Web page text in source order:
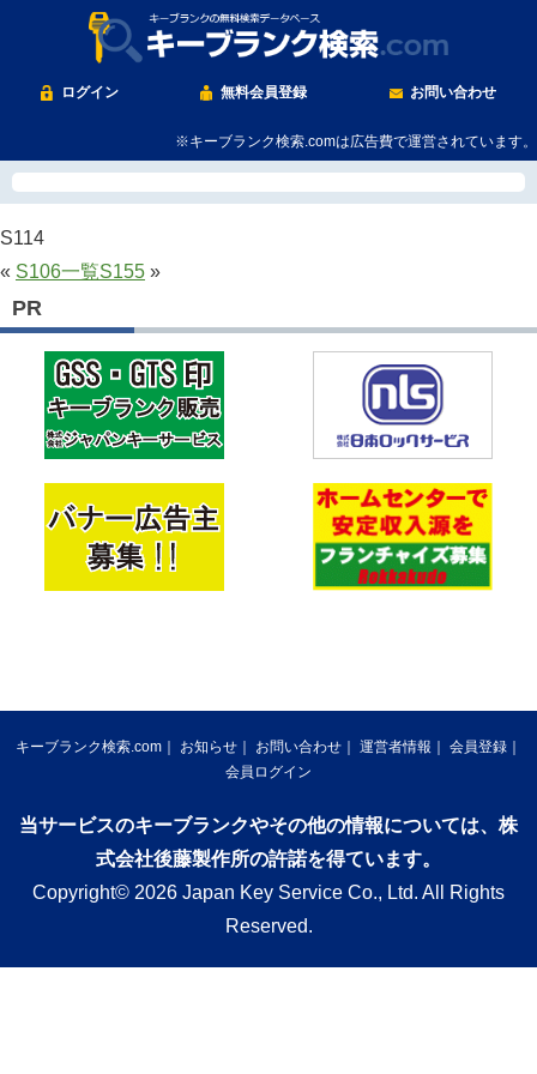
ログイン 無料会員登録 お問い合わせ
※キーブランク検索.comは広告費で運営されています。
S114
« S106一覧S155 »
PR
キーブランク検索.com お知らせ お問い合わせ 運営者情報
会員登録
会員ログイン
当サービスのキーブランクやその他の情報については、株
式会社後藤製作所の許諾を得ています。
Copyright© 2026 Japan Key Service Co., Ltd. All Rights
Reserved.